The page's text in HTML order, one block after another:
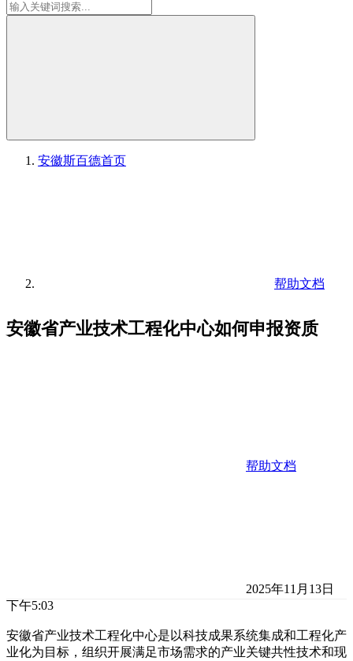
安徽斯百德首页
帮助文档
安徽省产业技术工程化中心如何申报资质
帮助文档
2025年11月13日
下午5:03
安徽省产业技术工程化中心是以科技成果系统集成和工程化产
业化为目标，组织开展满足市场需求的产业关键共性技术和现